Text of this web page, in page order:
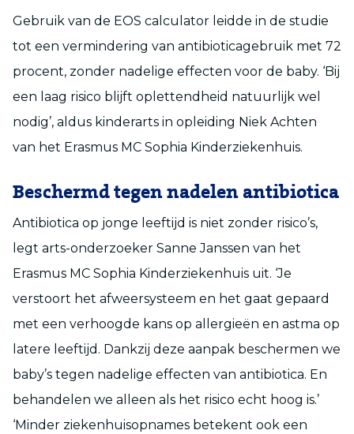
Gebruik van de EOS calculator leidde in de studie
tot een vermindering van antibioticagebruik met 72
procent, zonder nadelige effecten voor de baby. ‘Bij
een laag risico blijft oplettendheid natuurlijk wel
nodig’, aldus kinderarts in opleiding Niek Achten
van het Erasmus MC Sophia Kinderziekenhuis.
Beschermd tegen nadelen antibiotica
Antibiotica op jonge leeftijd is niet zonder risico’s,
legt arts-onderzoeker Sanne Janssen van het
Erasmus MC Sophia Kinderziekenhuis uit. ‘Je
verstoort het afweersysteem en het gaat gepaard
met een verhoogde kans op allergieën en astma op
latere leeftijd. Dankzij deze aanpak beschermen we
baby’s tegen nadelige effecten van antibiotica. En
behandelen we alleen als het risico echt hoog is.’
‘Minder ziekenhuisopnames betekent ook een